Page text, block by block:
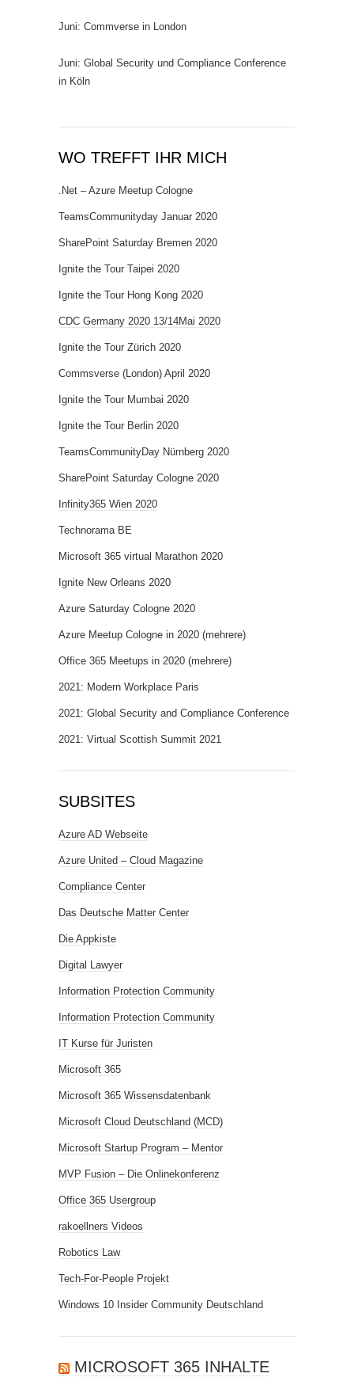
Juni: Commverse in London
Juni: Global Security und Compliance Conference
in Köln
WO TREFFT IHR MICH
.Net – Azure Meetup Cologne
TeamsCommunityday Januar 2020
SharePoint Saturday Bremen 2020
Ignite the Tour Taipei 2020
Ignite the Tour Hong Kong 2020
CDC Germany 2020 13/14Mai 2020
Ignite the Tour Zürich 2020
Commsverse (London) April 2020
Ignite the Tour Mumbai 2020
Ignite the Tour Berlin 2020
TeamsCommunityDay Nürnberg 2020
SharePoint Saturday Cologne 2020
Infinity365 Wien 2020
Technorama BE
Microsoft 365 virtual Marathon 2020
Ignite New Orleans 2020
Azure Saturday Cologne 2020
Azure Meetup Cologne in 2020 (mehrere)
Office 365 Meetups in 2020 (mehrere)
2021: Modern Workplace Paris
2021: Global Security and Compliance Conference
2021: Virtual Scottish Summit 2021
SUBSITES
Azure AD Webseite
Azure United – Cloud Magazine
Compliance Center
Das Deutsche Matter Center
Die Appkiste
Digital Lawyer
Information Protection Community
Information Protection Community
IT Kurse für Juristen
Microsoft 365
Microsoft 365 Wissensdatenbank
Microsoft Cloud Deutschland (MCD)
Microsoft Startup Program – Mentor
MVP Fusion – Die Onlinekonferenz
Office 365 Usergroup
rakoellners Videos
Robotics Law
Tech-For-People Projekt
Windows 10 Insider Community Deutschland
MICROSOFT 365 INHALTE